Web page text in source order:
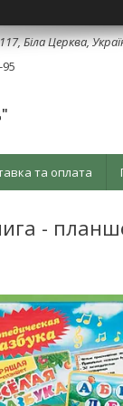
Біла Церква,
та оплата
-